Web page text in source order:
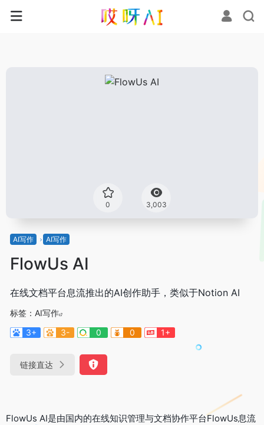
0 3,003
AI写作 AI写作
FlowUs AI
在线文档平台息流推出的AI创作助手，类似于Notion AI
标签： AI写作
3+
3- 0 0 1+
链接直达
FlowUs AI是由国内的在线知识管理与文档协作平台FlowUs息流